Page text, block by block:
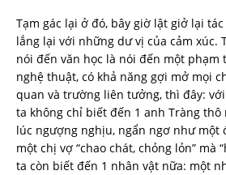
Tạm gác lại ở đó, bây giờ lật giở lại
lắng lại với những dư vị của cảm xúc.
nói đến văn học là nói đến một phạm
nghệ thuật, có khả năng gợi mở mọi
quan và trường liên tưởng, thì đây:
ta không chỉ biết đến 1 anh Tràng thô
lúc ngượng nghịu, ngẩn ngơ như một
một chị vợ “chao chát, chỏng lỏn” mà
ta còn biết đến 1 nhân vật nữa: một